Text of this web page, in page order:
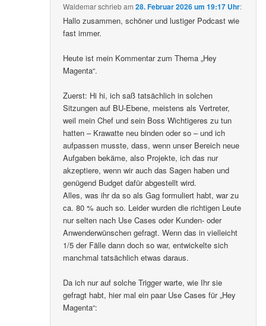
Waldemarschriebam28. Februar 2026 um 19:17 Uhr:
Hallo zusammen, schöner und lustiger Podcast wie
fast immer.
Heute ist mein Kommentar zum Thema „Hey
Magenta“.
Zuerst: Hi hi, ich saß tatsächlich in solchen
Sitzungen auf BU-Ebene, meistens als Vertreter,
weil mein Chef und sein Boss Wichtigeres zu tun
hatten – Krawatte neu binden oder so – und ich
aufpassen musste, dass, wenn unser Bereich neue
Aufgaben bekäme, also Projekte, ich das nur
akzeptiere, wenn wir auch das Sagen haben und
genügend Budget dafür abgestellt wird.
Alles, was ihr da so als Gag formuliert habt, war zu
ca. 80 % auch so. Leider wurden die richtigen Leute
nur selten nach Use Cases oder Kunden- oder
Anwenderwünschen gefragt. Wenn das in vielleicht
1/5 der Fälle dann doch so war, entwickelte sich
manchmal tatsächlich etwas daraus.
Da ich nur auf solche Trigger warte, wie Ihr sie
gefragt habt, hier mal ein paar Use Cases für „Hey
Magenta“: